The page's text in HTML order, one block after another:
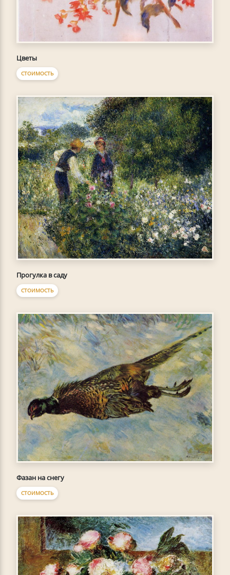
Цветы
СТОИМОСТЬ
Прогулка в саду
СТОИМОСТЬ
Фазан на снегу
СТОИМОСТЬ